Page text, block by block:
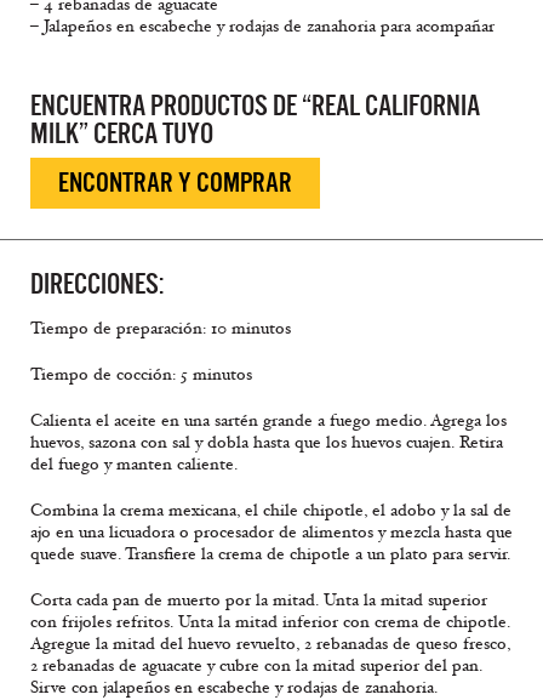
– 4 rebanadas de aguacate
– Jalapeños en escabeche y rodajas de zanahoria para acompañar
ENCUENTRA PRODUCTOS DE “REAL CALIFORNIA
MILK” CERCA TUYO
ENCONTRAR Y COMPRAR
DIRECCIONES:
Tiempo de preparación: 10 minutos
Tiempo de cocción: 5 minutos
Calienta el aceite en una sartén grande a fuego medio. Agrega los
huevos, sazona con sal y dobla hasta que los huevos cuajen. Retira
del fuego y manten caliente.
Combina la crema mexicana, el chile chipotle, el adobo y la sal de
ajo en una licuadora o procesador de alimentos y mezcla hasta que
quede suave. Transfiere la crema de chipotle a un plato para servir.
Corta cada pan de muerto por la mitad. Unta la mitad superior
con frijoles refritos. Unta la mitad inferior con crema de chipotle.
Agregue la mitad del huevo revuelto, 2 rebanadas de queso fresco,
2 rebanadas de aguacate y cubre con la mitad superior del pan.
Sirve con jalapeños en escabeche y rodajas de zanahoria.